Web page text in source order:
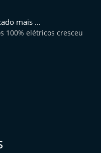
mais ...
100% elétricos cresceu